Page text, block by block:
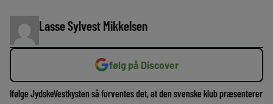
Lasse Sylvest Mikkelsen
følg på Discover
Ifølge JydskeVestkysten så forventes det, at den svenske klub præsenterer